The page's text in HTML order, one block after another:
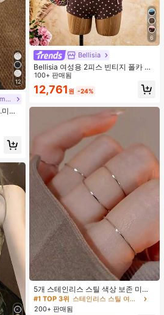
12
Lily's Summer Women Shoes
국
너
리
드
5c
데
.오
크게
6
Bellisia
Bellisia 여성용 2피스 빈티지 폴카 도
트 프린트 스파게티 스트랩 탱크 탑 및
드로스트링 반바지 비키니 세트, 여름
해변 휴가에 적합
100+ 판매됨
12,761 원 -24%
5개 스테인리스 스틸 색상 보존 미니
멀리스트 폴리싱 반지 세트, 우아한 니
치 디자인 스택형 반지 여성용
#1 TOP 3위
스테인리스 스틸 여성 반지
재고 5개 남음
#1 TOP 3위
스테인리스 스틸 여성 반지
재고 5개 남음
#1 TOP 3위
스테인리스 스틸 여성 반지
재고 5개 남음
200+ 판매됨